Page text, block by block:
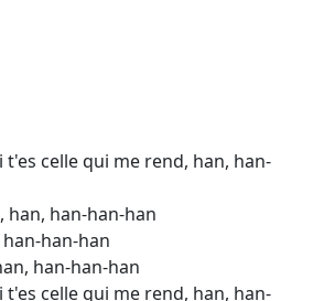
t'es celle qui me rend, han, han-
han, han-han-han
han-han
han-han-han
t'es celle qui me rend, han, han-